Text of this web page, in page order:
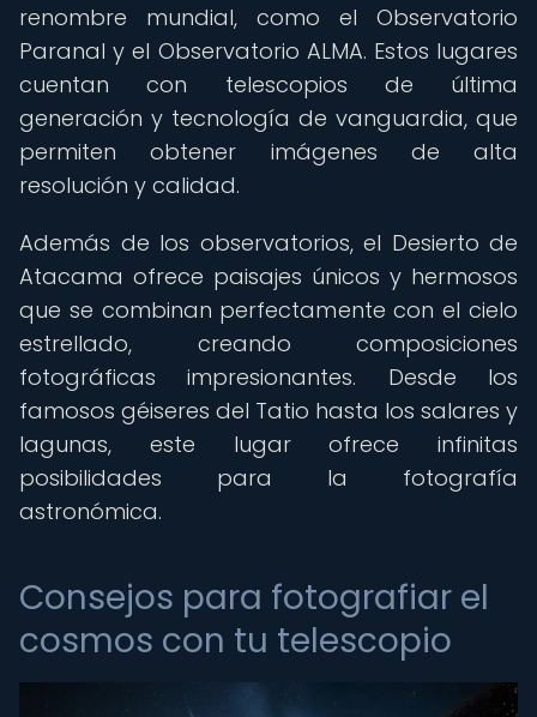
renombre mundial, como el Observatorio
Paranal y el Observatorio ALMA. Estos lugares
cuentan con telescopios de última
generación y tecnología de vanguardia, que
permiten obtener imágenes de alta
resolución y calidad.
Además de los observatorios, el Desierto de
Atacama ofrece paisajes únicos y hermosos
que se combinan perfectamente con el cielo
estrellado, creando composiciones
fotográficas impresionantes. Desde los
famosos géiseres del Tatio hasta los salares y
lagunas, este lugar ofrece infinitas
posibilidades para la fotografía
astronómica.
Consejos para fotografiar el
cosmos con tu telescopio